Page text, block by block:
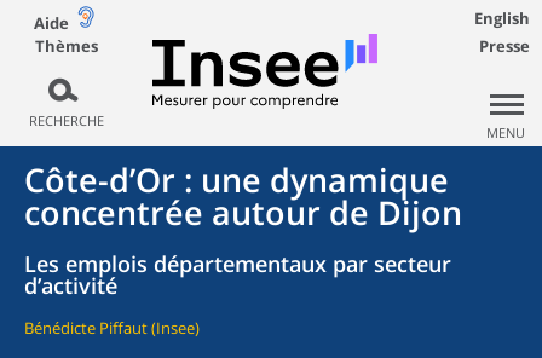
Aide
Thèmes
RECHERCHE
English
Presse
MENU
Côte-d’Or : une dynamique
concentrée autour de Dijon
Les emplois départementaux par secteur
d’activité
Bénédicte Piffaut (Insee)